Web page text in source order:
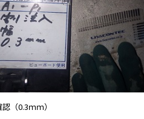
（0.3ｍｍ）